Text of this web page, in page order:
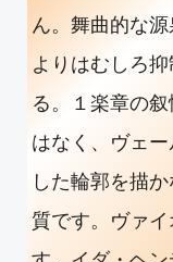
ん。舞曲的な
よりはむしろ
る。１楽章の
はなく、ヴェ
した輪郭を描
質です。ヴァ